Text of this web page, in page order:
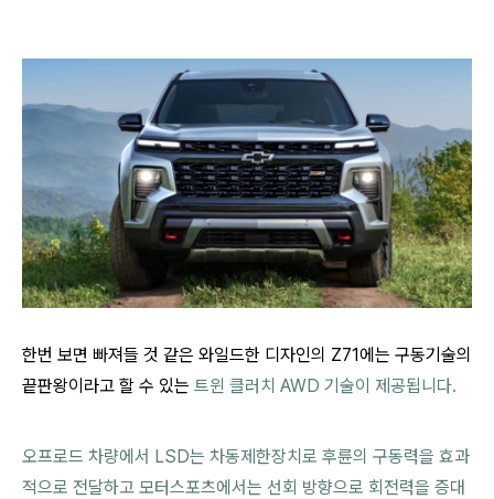
한번 보면 빠져들 것 같은 와일드한 디자인의 Z71에는 구동기술의
끝판왕이라고 할 수 있는 트윈 클러치 AWD 기술이 제공됩니다.
오프로드 차량에서 LSD는 차동제한장치로 후륜의 구동력을 효과
적으로 전달하고 모터스포츠에서는 선회 방향으로 회전력을 증대